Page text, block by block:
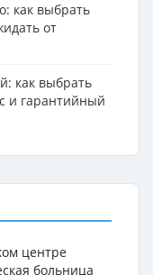
как выбрать
от
как выбрать
и гарантийный
центре
больница